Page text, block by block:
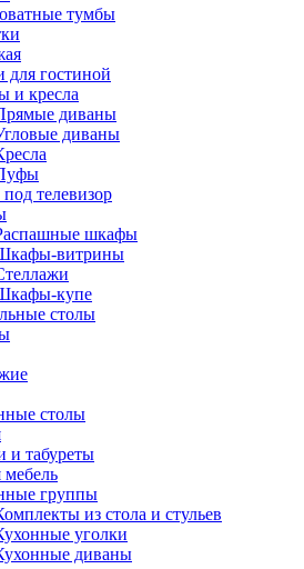
тумбы
для гостиной
и кресла
диваны
диваны
телевизор
шкафы
витрины
купе
столы
столы
и табуреты
мебель
группы
из стола и стульев
уголки
диваны